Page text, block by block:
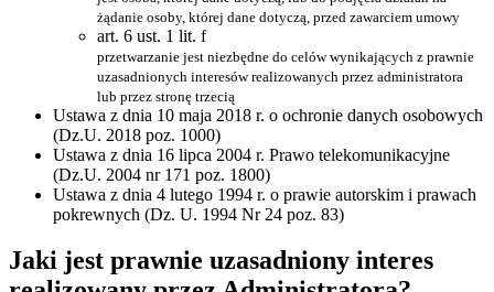
żądanie osoby, której dane dotyczą, przed zawarciem umowy
art. 6 ust. 1 lit. f
przetwarzanie jest niezbędne do celów wynikających z prawnie
uzasadnionych interesów realizowanych przez administratora
lub przez stronę trzecią
Ustawa z dnia 10 maja 2018 r. o ochronie danych osobowych
(Dz.U. 2018 poz. 1000)
Ustawa z dnia 16 lipca 2004 r. Prawo telekomunikacyjne
(Dz.U. 2004 nr 171 poz. 1800)
Ustawa z dnia 4 lutego 1994 r. o prawie autorskim i prawach
pokrewnych (Dz. U. 1994 Nr 24 poz. 83)
Jaki jest prawnie uzasadniony interes